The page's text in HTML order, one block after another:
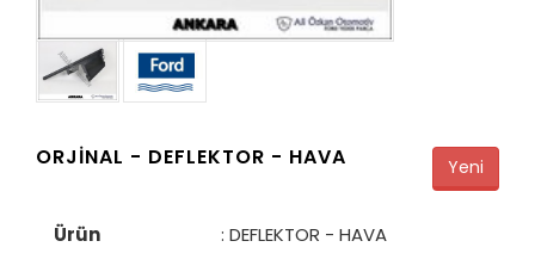
ORJİNAL - DEFLEKTOR - HAVA Yeni
Ürün : DEFLEKTOR - HAVA